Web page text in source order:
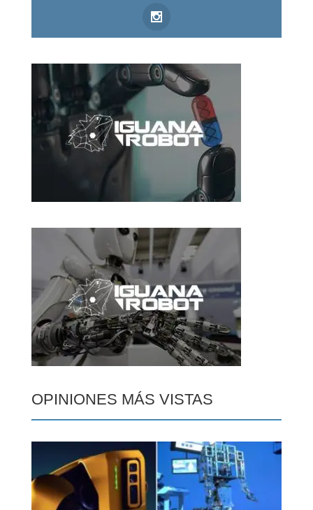
OPINIONES MÁS VISTAS